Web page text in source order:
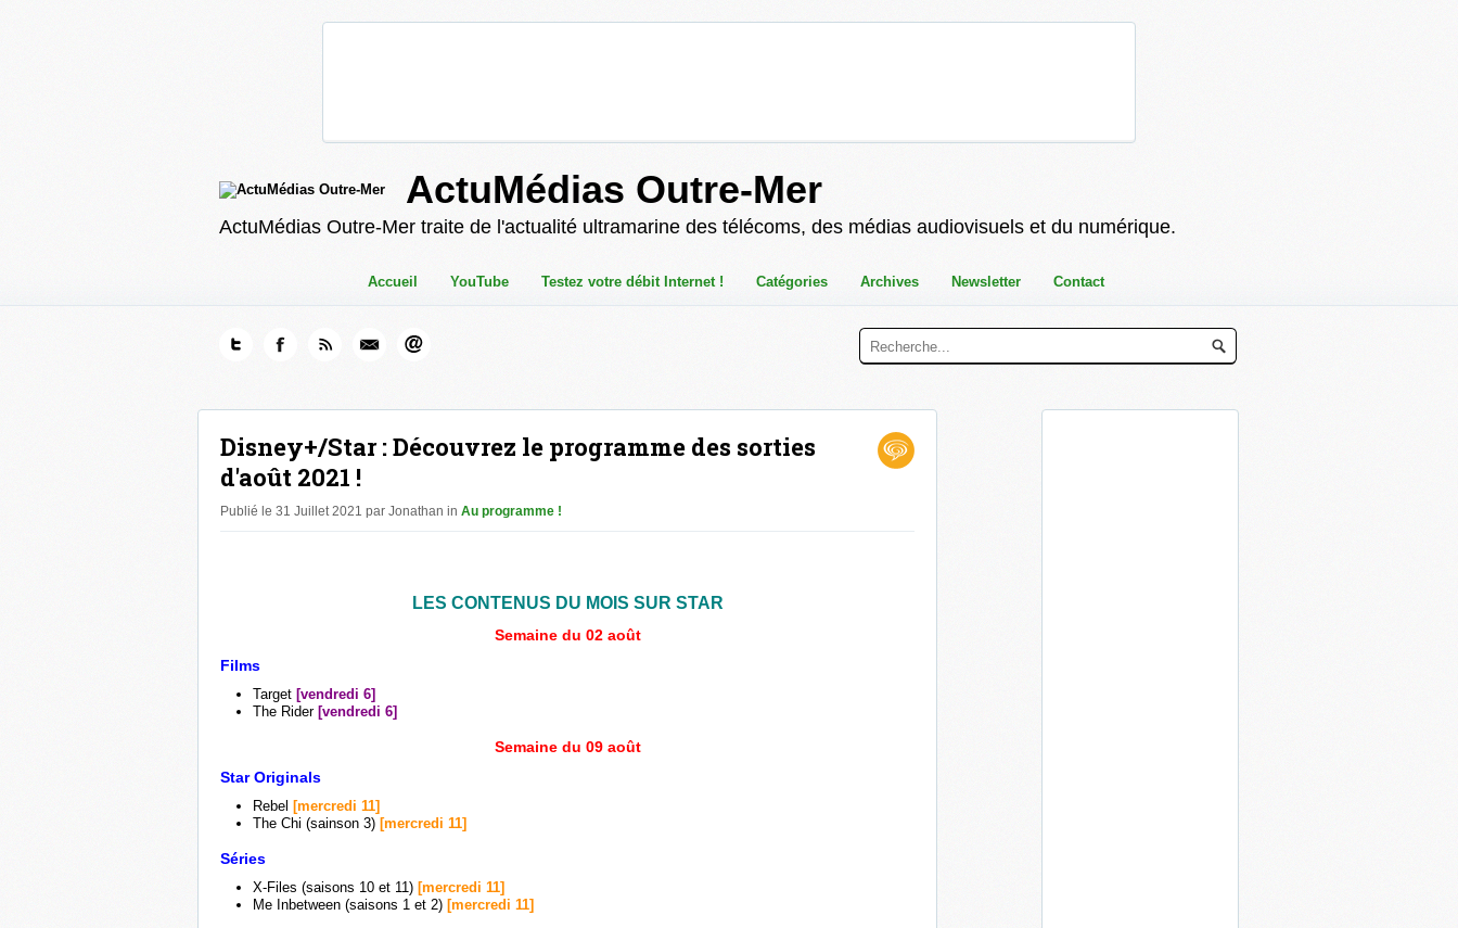
ActuMédias Outre-Mer
ActuMédias Outre-Mer traite de l'actualité ultramarine des télécoms, des médias audiovisuels et du numérique.
Accueil YouTube Testez votre débit Internet ! Catégories Archives Newsletter Contact
Disney+/Star : Découvrez le programme des sorties
d'août 2021 !
Publié le 31 Juillet 2021 par Jonathan in Au programme !
LES CONTENUS DU MOIS SUR STAR
Semaine du 02 août
Films
Target [vendredi 6]
The Rider [vendredi 6]
Semaine du 09 août
Star Originals
Rebel [mercredi 11]
The Chi (sainson 3) [mercredi 11]
Séries
X-Files (saisons 10 et 11) [mercredi 11]
Me Inbetween (saisons 1 et 2) [mercredi 11]